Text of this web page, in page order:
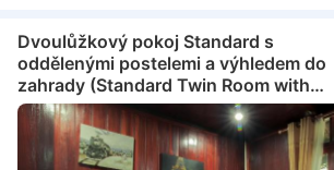
Dvoulůžkový pokoj Standard s
oddělenými postelemi a výhledem do
zahrady (Standard Twin Room with
Garden View)